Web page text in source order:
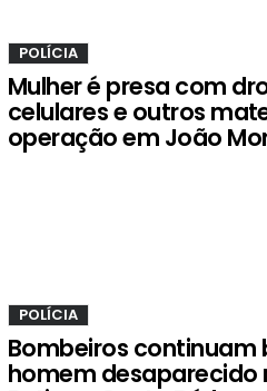
POLÍCIA
Mulher é presa com
celulares e outros
operação em João
POLÍCIA
Bombeiros continuam
homem desaparecido